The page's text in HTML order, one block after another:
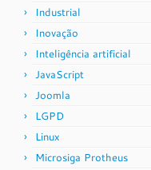
Industrial
Inovação
Inteligência artificial
JavaScript
Joomla
LGPD
Linux
Microsiga Protheus